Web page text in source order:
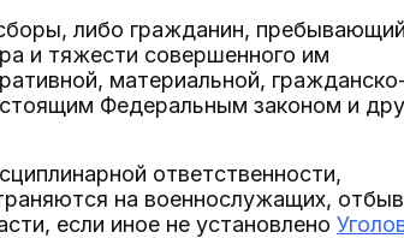
либо гражданин,
и тяжести совершенного им
материальной,
Федеральным законом и
ответственности,
на военнослужащих,
если иное не установлено